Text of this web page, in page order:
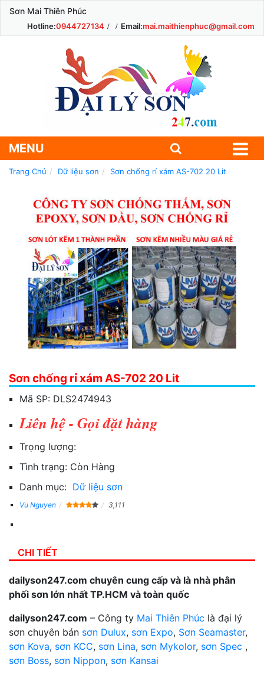
Sơn Mai Thiên Phúc
Hotline:0944727134 Email:mai.maithienphuc@gmail.com
MENU
Trang Chủ Dữ liệu sơn Sơn chống rỉ xám AS-702 20 Lit
Sơn chống rỉ xám AS-702 20 Lit
Mã SP: DLS2474943
Liên hệ - Gọi đặt hàng
Trọng lượng:
Tình trạng: Còn Hàng
Danh mục: Dữ liệu sơn
Vu Nguyen 3,111
CHI TIẾT
dailyson247.com chuyên cung cấp và là nhà phân
phối sơn lớn nhất TP.HCM và toàn quốc
dailyson247.com – Công ty Mai Thiên Phúc là đại lý
sơn chuyên bán sơn Dulux, sơn Expo, Sơn Seamaster,
sơn Kova, sơn KCC, sơn Lina, sơn Mykolor, sơn Spec ,
sơn Boss, sơn Nippon, sơn Kansai